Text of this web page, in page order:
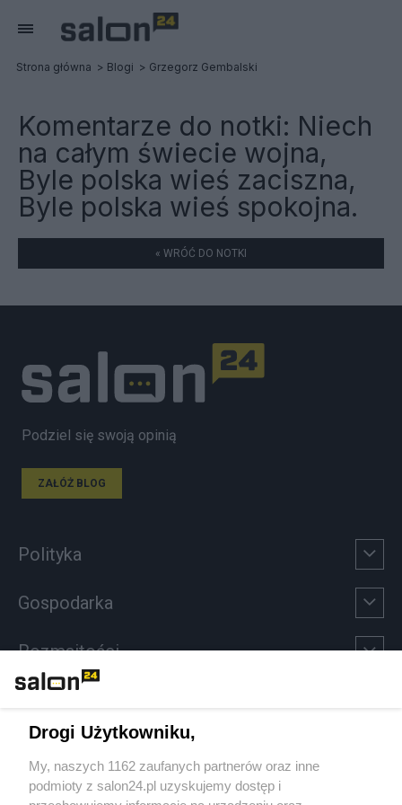
Strona główna Blogi Grzegorz Gembalski
Komentarze do notki: Niech
na całym świecie wojna,
Byle polska wieś zaciszna,
Byle polska wieś spokojna.
« WRÓĆ DO NOTKI
Podziel się swoją opinią
ZAŁÓŻ BLOG
Polityka
Gospodarka
Rozmaitości
Sport
Społeczeństwo
Drogi Użytkowniku,
My, naszych 1162 zaufanych partnerów oraz inne
podmioty z salon24.pl uzyskujemy dostęp i